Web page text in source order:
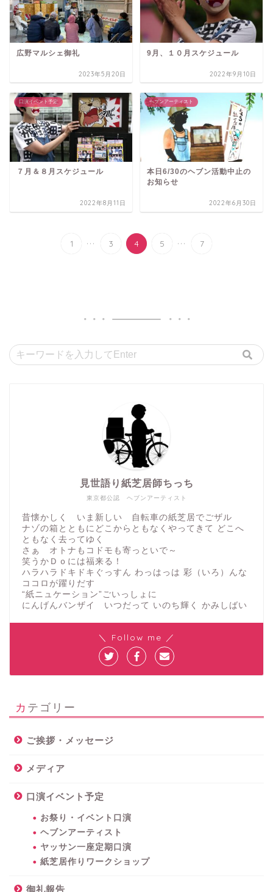
広野マルシェ御礼
2023年5月20日
9月、１０月スケジュール
2022年9月10日
口演イベント予定
７月＆８月スケジュール
2022年8月11日
ヘブンアーティスト
本日6/30のヘブン活動中止の
お知らせ
2022年6月30日
1 ... 3 4 5 ... 7
東京都公認 ヘブンアーティスト
見世語り紙芝居師ちっち
昔懐かしく いま新しい 自転車の紙芝居でごザル
ナゾの箱とともにどこからともなくやってきて どこへ
ともなく去ってゆく
さぁ オトナもコドモも寄っといで～
笑うかＤｏには福来る！
ハラハラドキドキぐっすん わっはっは 彩（いろ）んな
ココロが躍りだす
“紙ニュケーション”ごいっしょに
にんげんバンザイ いつだって いのち輝く かみしばい
＼ Follow me ／
カテゴリー
ご挨拶・メッセージ
メディア
口演イベント予定
お祭り・イベント口演
ヘブンアーティスト
ヤッサン一座定期口演
紙芝居作りワークショップ
御礼報告